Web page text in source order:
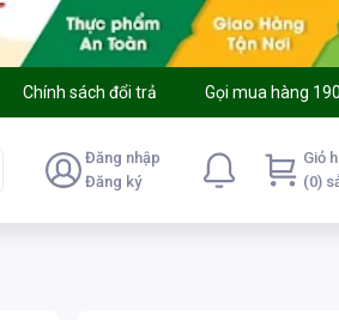
Chính sách đổi trả Gọi mua hàng
Đăng nhập
Đăng ký
Giỏ
(0)